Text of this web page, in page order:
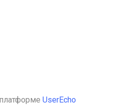
UserEcho